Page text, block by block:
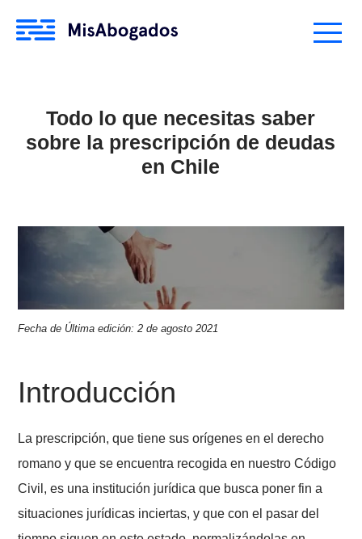
Todo lo que necesitas saber
sobre la prescripción de
Introducción
La prescripción, que tiene sus orígenes en el derecho
romano y que se encuentra recogida en nuestro